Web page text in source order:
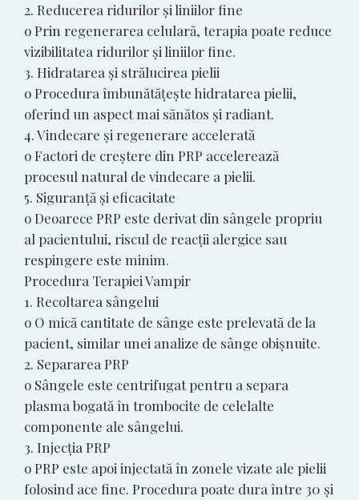
2. Reducerea ridurilor și liniilor fine
o Prin regenerarea celulară, terapia poate reduce
vizibilitatea ridurilor și liniilor fine.
3. Hidratarea și strălucirea pielii
o Procedura îmbunătățește hidratarea pielii,
oferind un aspect mai sănătos și radiant.
4. Vindecare și regenerare accelerată
o Factori de creștere din PRP accelerează
procesul natural de vindecare a pielii.
5. Siguranță și eficacitate
o Deoarece PRP este derivat din sângele propriu
al pacientului, riscul de reacții alergice sau
respingere este minim.
Procedura Terapiei Vampir
1. Recoltarea sângelui
o O mică cantitate de sânge este prelevată de la
pacient, similar unei analize de sânge obișnuite.
2. Separarea PRP
o Sângele este centrifugat pentru a separa
plasma bogată în trombocite de celelalte
componente ale sângelui.
3. Injecția PRP
o PRP este apoi injectată în zonele vizate ale pielii
folosind ace fine. Procedura poate dura între 30 și